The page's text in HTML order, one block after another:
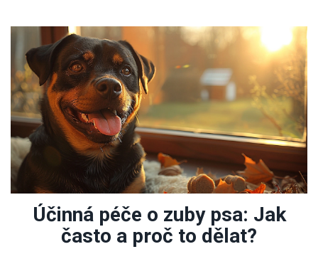
Účinná péče o zuby psa: Jak
často a proč to dělat?